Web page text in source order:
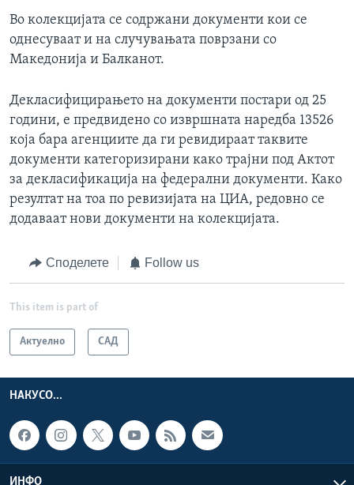
Во колекцијата се содржани документи кои се
однесуваат и на случувањата поврзани со
Македонија и Балканот.
Декласифицирањето на документи постари од 25
години, е предвидено со извршната наредба 13526
која бара агенциите да ги ревидираат таквите
документи категоризирани како трајни под Актот
за декласификација на федерални документи. Како
резултат на тоа по ревизијата на ЦИА, редовно се
додаваат нови документи на колекцијата.
Споделете Follow us
This item is part of
Актуелно САД
НАКУСО...
ИНФО